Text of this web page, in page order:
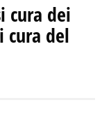
cura dei
cura del